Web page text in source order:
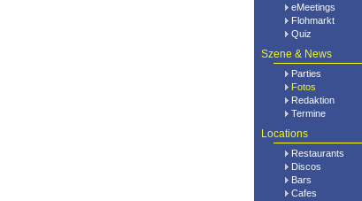
eMeetings
Flohmarkt
Quiz
Szene & News
Parties
Fotos
Redaktion
Termine
Locations
Restaurants
Discos
Bars
Cafes